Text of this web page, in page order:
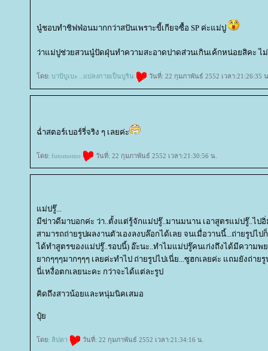
นู๋ชอบทำชิฟฟ่อนมากกว่าสปันเพราะขี้เกียจซื้อ SP ค่ะแม่ปู
ว่าแม่ปูช่วยสวนนู๋ปัดฝุ่นทำความสะอาดปาดส่วนเกินเค้กหน่อยสิคะ ไม่
ดย: บาบิบูเบะ...แปลงกายเป็นบูริน วันที่: 22 กุมภาพันธ์ 2552 เวลา:21:26:35
ฉ่ำสตอร์เบอร์รี่จริง ๆ เลยค่ะ
ดย: futomomo วันที่: 22 กุมภาพันธ์ 2552 เวลา:21:30:56 น.
ม่ปรู๊...
มีข่าวดีมาบอกค่ะ ว่า..ตั้งแต่รู้จักแม่ปรู๊..มานมนาน เอาสูตรแม่ปรู๊..ไ
สามารถถ่ายรูปผลงานตัวเองลงบล๊อกได้เลย จนเมื่อวานนี้...ถ่ายรูปไ
ได้ทำสูตรของแม่ปรู๊..รอบนี้) อ๊ะนะ..ทำไมแม่ปรู๊คนเก่งถึงได้มีความ
ากๆๆๆมากๆๆๆ เลยค่ะทำไป ถ่ายรูปไปเนี่ย...ซูฮกเลยค่ะ แถมยังถ่ายรู
นี่เหงื่อตกเลยนะคะ กว่าจะได้แต่ละรูป
คิดถึงสาวน้อยและหนุ่มนิคเสมอ
ปุ๋
ดย: ลิปดา วันที่: 22 กุมภาพันธ์ 2552 เวลา:21:34:16 น.